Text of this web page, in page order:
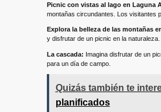
Picnic con vistas al lago en Laguna
montañas circundantes. Los visitantes
Explora la belleza de las montañas
y disfrutar de un picnic en la naturaleza.
La cascada: Imagina disfrutar de un
para un día de campo.
Quizás también te
planificados